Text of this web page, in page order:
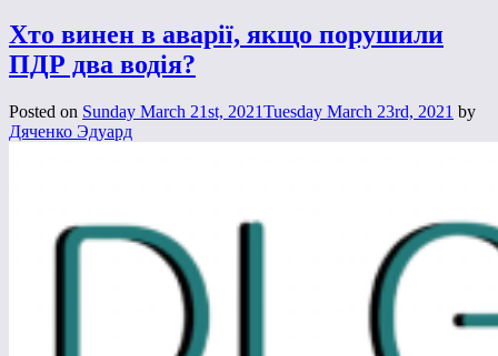
Хто винен в аварії, якщо порушили
ПДР два водія?
Posted on Sunday March 21st, 2021Tuesday March 23rd, 2021 by
Дяченко Эдуард